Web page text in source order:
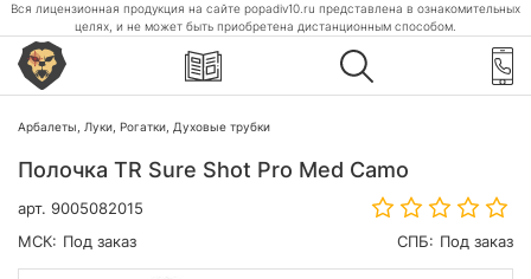
Вся лицензионная продукция на сайте popadiv10.ru представлена в ознакомительных
целях, и не может быть приобретена дистанционным способом.
Арбалеты, Луки, Рогатки, Духовые трубки
Полочка TR Sure Shot Pro Med Camo
арт. 9005082015
МСК: Под заказ СПБ: Под заказ